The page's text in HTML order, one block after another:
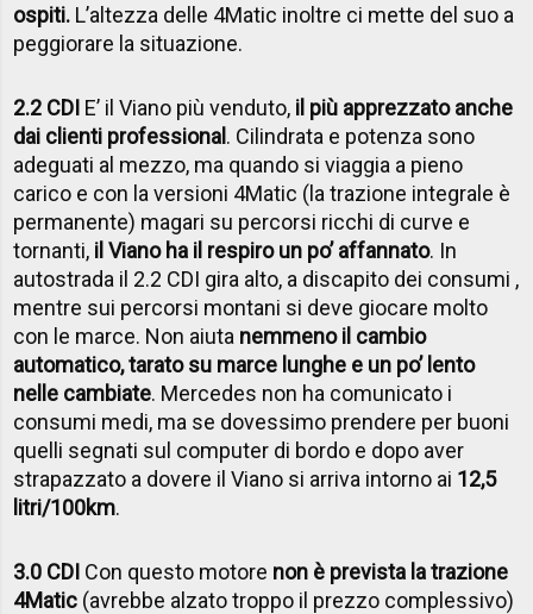
ospiti. L’altezza delle 4Matic inoltre ci mette del suo a
peggiorare la situazione.
2.2 CDI E’ il Viano più venduto, il più apprezzato anche
dai clienti professional. Cilindrata e potenza sono
adeguati al mezzo, ma quando si viaggia a pieno
carico e con la versioni 4Matic (la trazione integrale è
permanente) magari su percorsi ricchi di curve e
tornanti, il Viano ha il respiro un po’ affannato. In
autostrada il 2.2 CDI gira alto, a discapito dei consumi ,
mentre sui percorsi montani si deve giocare molto
con le marce. Non aiuta nemmeno il cambio
automatico, tarato su marce lunghe e un po’ lento
nelle cambiate. Mercedes non ha comunicato i
consumi medi, ma se dovessimo prendere per buoni
quelli segnati sul computer di bordo e dopo aver
strapazzato a dovere il Viano si arriva intorno ai 12,5
litri/100km.
3.0 CDI Con questo motore non è prevista la trazione
4Matic (avrebbe alzato troppo il prezzo complessivo)